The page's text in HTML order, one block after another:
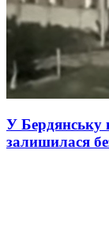
У Бердянську
залишилася